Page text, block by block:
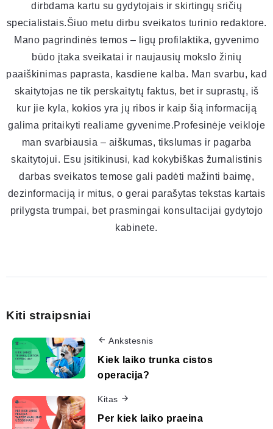
dirbdama kartu su gydytojais ir skirtingų sričių
specialistais.Šiuo metu dirbu sveikatos turinio redaktore.
Mano pagrindinės temos – ligų profilaktika, gyvenimo
būdo įtaka sveikatai ir naujausių mokslo žinių
paaiškinimas paprasta, kasdiene kalba. Man svarbu, kad
skaitytojas ne tik perskaitytų faktus, bet ir suprastų, iš
kur jie kyla, kokios yra jų ribos ir kaip šią informaciją
galima pritaikyti realiame gyvenime.Profesinėje veikloje
man svarbiausia – aiškumas, tikslumas ir pagarba
skaitytojui. Esu įsitikinusi, kad kokybiškas žurnalistinis
darbas sveikatos temose gali padėti mažinti baimę,
dezinformaciją ir mitus, o gerai parašytas tekstas kartais
prilygsta trumpai, bet prasmingai konsultacijai gydytojo
kabinete.
Kiti straipsniai
Ankstesnis
Kiek laiko trunka cistos
operacija?
Kitas
Per kiek laiko praeina